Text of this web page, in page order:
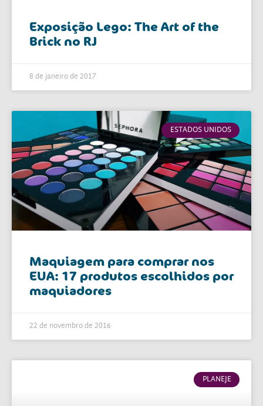
Exposição Lego: The Art of the
Brick no RJ
8 de janeiro de 2017
ESTADOS UNIDOS
Maquiagem para comprar nos
EUA: 17 produtos escolhidos por
maquiadores
22 de novembro de 2016
PLANEJE